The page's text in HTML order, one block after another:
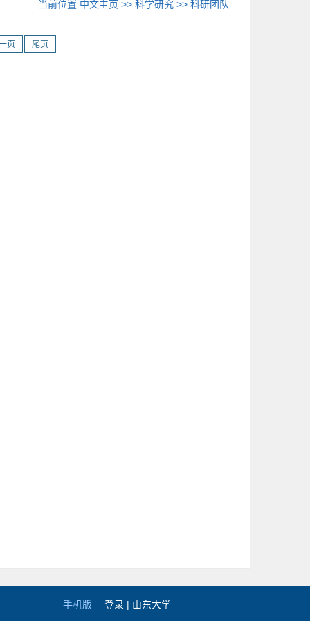
当前位置 中文主页 >>科学研究 >>科研团队
页 尾页
手机版 登录 | 山东大学